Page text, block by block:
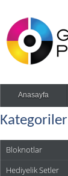
Anasayfa
Kategoriler
Bloknotlar
Hediyelik Setler